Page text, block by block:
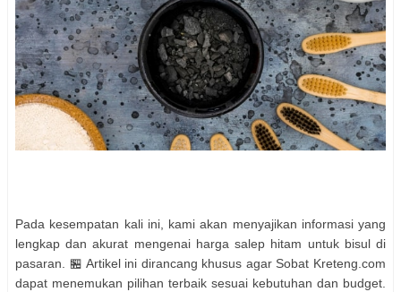
Pada kesempatan kali ini, kami akan menyajikan informasi yang
lengkap dan akurat mengenai harga salep hitam untuk bisul di
pasaran. 🏪 Artikel ini dirancang khusus agar Sobat Kreteng.com
dapat menemukan pilihan terbaik sesuai kebutuhan dan budget.